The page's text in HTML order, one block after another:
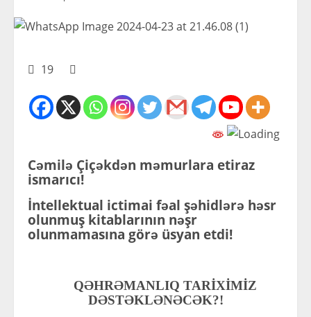
19
Cəmilə Çiçəkdən məmurlara etiraz
ismarıcı!
İntellektual ictimai fəal şəhidlərə həsr
olunmuş kitablarının nəşr
olunmamasına görə üsyan etdi!
QƏHRƏMANLIQ TARİXİMİZ
DƏSTƏKLƏNƏCƏK?!